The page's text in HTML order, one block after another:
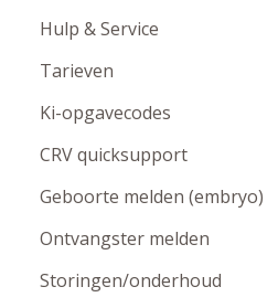
Hulp & Service
Tarieven
Ki-opgavecodes
CRV quicksupport
Geboorte melden (embryo)
Ontvangster melden
Storingen/onderhoud